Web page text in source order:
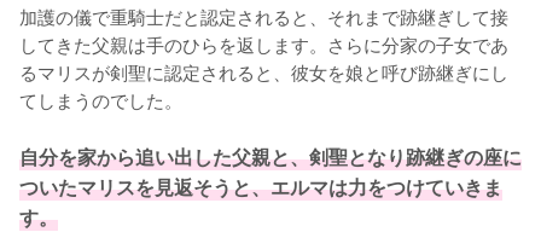
加護の儀で重騎士だと認定されると、それまで跡継ぎして接
してきた父親は手のひらを返します。さらに分家の子女であ
るマリスが剣聖に認定されると、彼女を娘と呼び跡継ぎにし
てしまうのでした。
自分を家から追い出した父親と、剣聖となり跡継ぎの座に
ついたマリスを見返そうと、エルマは力をつけていきま
す。